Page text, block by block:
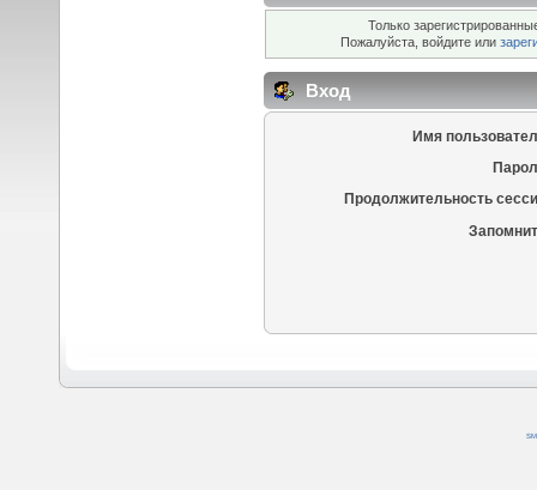
Только
Пожалуйста, войдите или
Вход
Имя
Продолжительность